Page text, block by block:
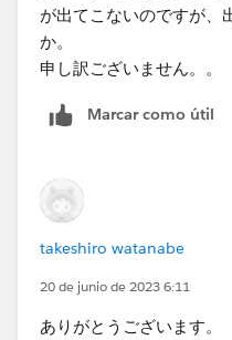
が出てこないのですが、
か。
申し訳ございません。。
Marcar como útil
takeshiro watanabe
20 de junio de 2023 6:11
ありがとうございます。